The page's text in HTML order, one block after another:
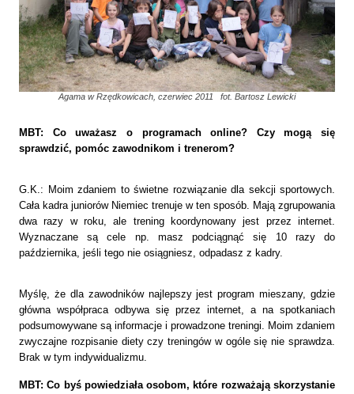
Agama w Rzędkowicach, czerwiec 2011 fot. Bartosz Lewicki
MBT: Co uważasz o programach online? Czy mogą się
sprawdzić, pomóc zawodnikom i trenerom?
G.K.: Moim zdaniem to świetne rozwiązanie dla sekcji sportowych.
Cała kadra juniorów Niemiec trenuje w ten sposób. Mają zgrupowania
dwa razy w roku, ale trening koordynowany jest przez internet.
Wyznaczane są cele np. masz podciągnąć się 10 razy do
października, jeśli tego nie osiągniesz, odpadasz z kadry.
Myślę, że dla zawodników najlepszy jest program mieszany, gdzie
główna współpraca odbywa się przez internet, a na spotkaniach
podsumowywane są informacje i prowadzone treningi. Moim zdaniem
zwyczajne rozpisanie diety czy treningów w ogóle się nie sprawdza.
Brak w tym indywidualizmu.
MBT: Co byś powiedziała osobom, które rozważają skorzystanie